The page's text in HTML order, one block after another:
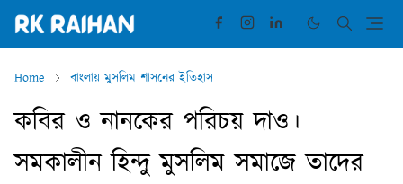
Home বাংলায় মুসলিম শাসনের ইতিহাস
কবির ও নানকের পরিচয় দাও।
সমকালীন হিন্দু মুসলিম সমাজে তাদের